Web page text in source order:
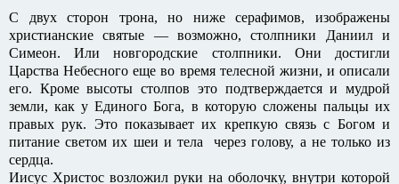
С двух сторон трона, но ниже серафимов, изображены
христианские святые — возможно, столпники Даниил и
Симеон. Или новгородские столпники. Они достигли
Царства Небесного еще во время телесной жизни, и описали
его. Кроме высоты столпов это подтверждается и мудрой
земли, как у Единого Бога, в которую сложены пальцы их
правых рук. Это показывает их крепкую связь с Богом и
питание светом их шеи и тела через голову, а не только из
сердца.
Иисус Христос возложил руки на оболочку, внутри которой